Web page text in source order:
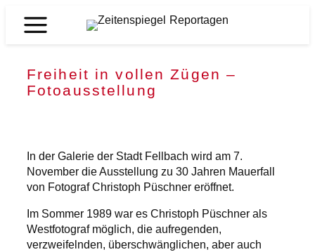
Inhalt
Zeitenspiegel
Freiheit in vollen Zügen –
Fotoausstellung
In der Galerie der Stadt Fellbach wird am 7.
November die Ausstellung zu 30 Jahren Mauerfall
von Fotograf Christoph Püschner eröffnet.
Im Sommer 1989 war es Christoph Püschner als
Westfotograf möglich, die aufregenden,
verzweifelnden, überschwänglichen, aber auch